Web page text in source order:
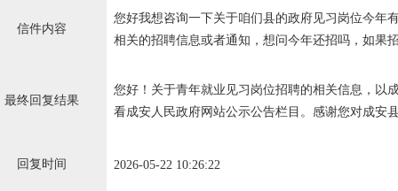
信件内容
您好我想咨询一下关于咱们县的政府见习岗位今年
相关的招聘信息或者通知，想问今年还招吗，如果
最终回复结果
您好！关于青年就业见习岗位招聘的相关信息，以
看成安人民政府网站公示公告栏目。感谢您对成安
回复时间 2026-05-22 10:26:22